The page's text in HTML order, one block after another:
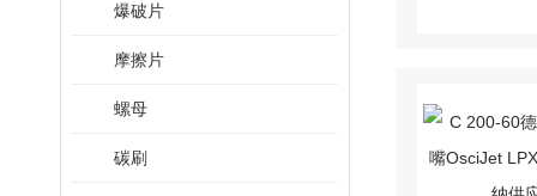
爆破片
摩擦片
螺母
碳刷